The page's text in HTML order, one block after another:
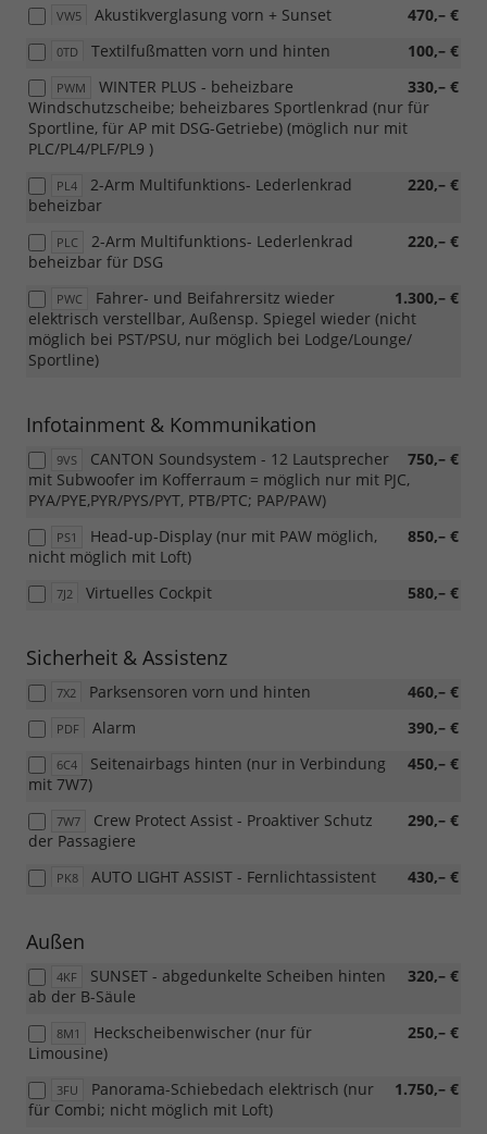
VW5 470,– €
Akustikverglasung vorn + Sunset
0TD 100,– €
Textilfußmatten vorn und hinten
PWM 330,– €
WINTER PLUS - beheizbare
Windschutzscheibe; beheizbares Sportlenkrad (nur für
Sportline, für AP mit DSG-Getriebe) (möglich nur mit
PLC/PL4/PLF/PL9 )
PL4 220,– €
2-Arm Multifunktions- Lederlenkrad
beheizbar
PLC 220,– €
2-Arm Multifunktions- Lederlenkrad
beheizbar für DSG
PWC 1.300,– €
Fahrer- und Beifahrersitz wieder
elektrisch verstellbar, Außensp. Spiegel wieder (nicht
möglich bei PST/PSU, nur möglich bei Lodge/Lounge/
Sportline)
Infotainment & Kommunikation
9VS 750,– €
CANTON Soundsystem - 12 Lautsprecher
mit Subwoofer im Kofferraum = möglich nur mit PJC,
PYA/PYE,PYR/PYS/PYT, PTB/PTC; PAP/PAW)
PS1 850,– €
Head-up-Display (nur mit PAW möglich,
nicht möglich mit Loft)
7J2 580,– €
Virtuelles Cockpit
Sicherheit & Assistenz
7X2 460,– €
Parksensoren vorn und hinten
PDF 390,– €
Alarm
6C4 450,– €
Seitenairbags hinten (nur in Verbindung
mit 7W7)
7W7 290,– €
Crew Protect Assist - Proaktiver Schutz
der Passagiere
PK8 430,– €
AUTO LIGHT ASSIST - Fernlichtassistent
Außen
4KF 320,– €
SUNSET - abgedunkelte Scheiben hinten
ab der B-Säule
8M1 250,– €
Heckscheibenwischer (nur für
Limousine)
3FU 1.750,– €
Panorama-Schiebedach elektrisch (nur
für Combi; nicht möglich mit Loft)